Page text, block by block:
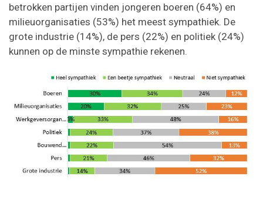
betrokken partijen vinden jongeren boeren (64%) en
milieuorganisaties (53%) het meest sympathiek. De
grote industrie (14%), de pers (22%) en politiek (24%)
kunnen op de minste sympathie rekenen.